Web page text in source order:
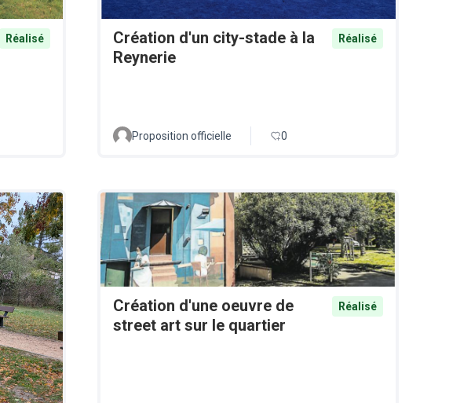
Réalisé
Création d'un city-stade à la
Reynerie
Réalisé
Proposition officielle 0
Création d'une oeuvre de
street art sur le quartier
Réalisé